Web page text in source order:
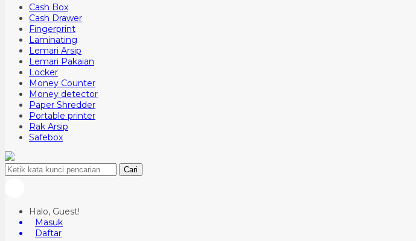
Cash Box
Cash Drawer
Fingerprint
Laminating
Lemari Arsip
Lemari Pakaian
Locker
Money Counter
Money detector
Paper Shredder
Portable printer
Rak Arsip
Safebox
Cari
Halo, Guest!
Masuk
Daftar